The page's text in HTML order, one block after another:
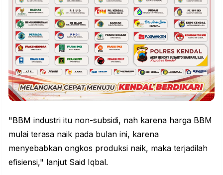
"BBM industri itu non-subsidi, nah karena harga BBM
mulai terasa naik pada bulan ini, karena
menyebabkan ongkos produksi naik, maka terjadilah
efisiensi," lanjut Said Iqbal.